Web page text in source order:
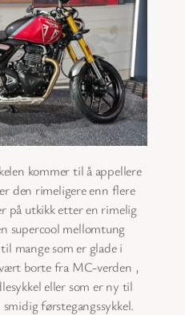
kommer til å appellere
den rimeligere enn flere
på utkikk etter en rimelig
supercool mellomtung
mange som er glade i
borte fra MC-verden ,
eller som er ny til
førstegangssykkel.